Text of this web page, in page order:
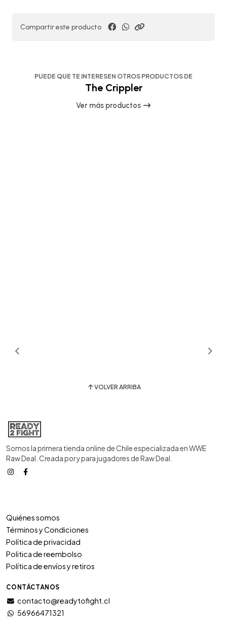
Compartir este producto
PUEDE QUE TE INTERESEN OTROS PRODUCTOS DE
The Crippler
Ver más productos
VOLVER ARRIBA
Somos la primera tienda online de Chile especializada en WWE
Raw Deal. Creada por y para jugadores de Raw Deal.
Quiénes somos
Términos y Condiciones
Política de privacidad
Politica de reembolso
Política de envíos y retiros
CONTÁCTANOS
contacto@readytofight.cl
56966471321